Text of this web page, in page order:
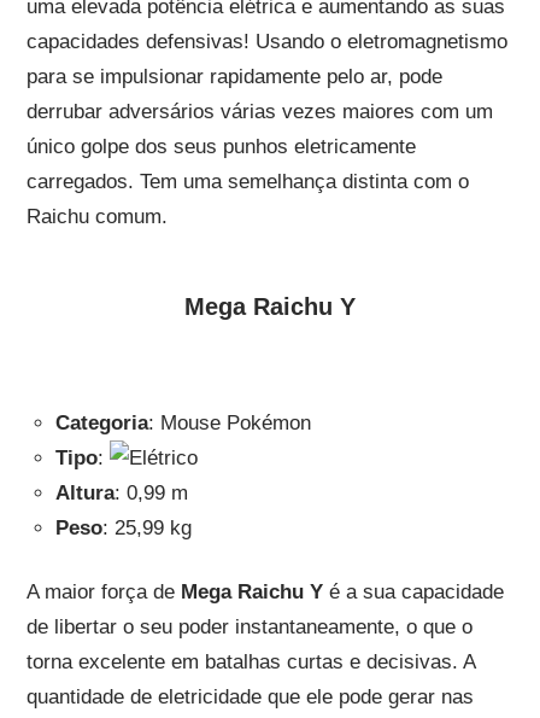
uma elevada potência elétrica e aumentando as suas
capacidades defensivas! Usando o eletromagnetismo
para se impulsionar rapidamente pelo ar, pode
derrubar adversários várias vezes maiores com um
único golpe dos seus punhos eletricamente
carregados. Tem uma semelhança distinta com o
Raichu comum.
Mega Raichu Y
Categoria: Mouse Pokémon
Tipo:
Altura: 0,99 m
Peso: 25,99 kg
A maior força de Mega Raichu Yé a sua capacidade
de libertar o seu poder instantaneamente, o que o
torna excelente em batalhas curtas e decisivas. A
quantidade de eletricidade que ele pode gerar nas